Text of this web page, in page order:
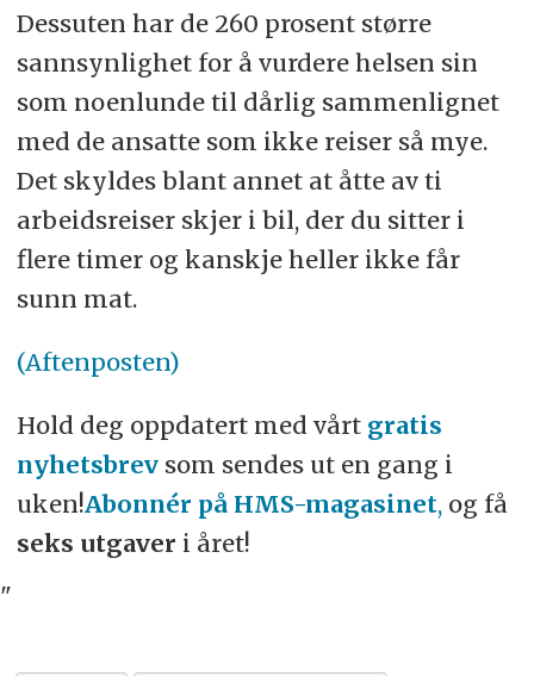
Dessuten har de 260 prosent større
sannsynlighet for å vurdere helsen sin
som noenlunde til dårlig sammenlignet
med de ansatte som ikke reiser så mye.
Det skyldes blant annet at åtte av ti
arbeidsreiser skjer i bil, der du sitter i
flere timer og kanskje heller ikke får
sunn mat.
(Aftenposten)
Hold deg oppdatert med vårt gratis
nyhetsbrevsom sendes ut en gang i
uken!Abonnér på HMS-magasinet, og få
seks utgaver i året!
"